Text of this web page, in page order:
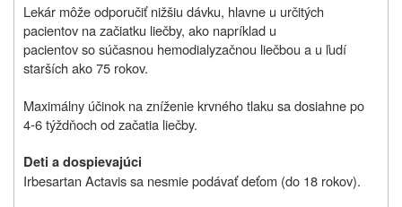
Lekár môže odporučiť nižšiu dávku, hlavne u určitých
pacientov na začiatku liečby, ako napríklad u
pacientov so súčasnou hemodialyzačnou liečbou a u ľudí
starších ako 75 rokov.
Maximálny účinok na zníženie krvného tlaku sa dosiahne po
4-6 týždňoch od začatia liečby.
Deti a dospievajúci
Irbesartan Actavis sa nesmie podávať deťom (do 18 rokov).